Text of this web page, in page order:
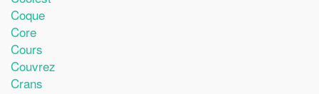
Coque
Core
Cours
Couvrez
Crans